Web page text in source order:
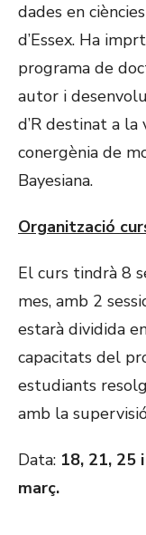
dades en
d’Essex. Ha
programa de
autor i
d’R destinat a
conergènia de
Bayesiana.
Organització
El curs tindrà 8
mes, amb 2
estarà dividida
capacitats del
estudiants
amb la
Data: 18, 21, 25
març.